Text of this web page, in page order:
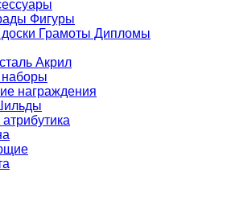
Фигуры
Грамоты Дипломы
Акрил
награждения